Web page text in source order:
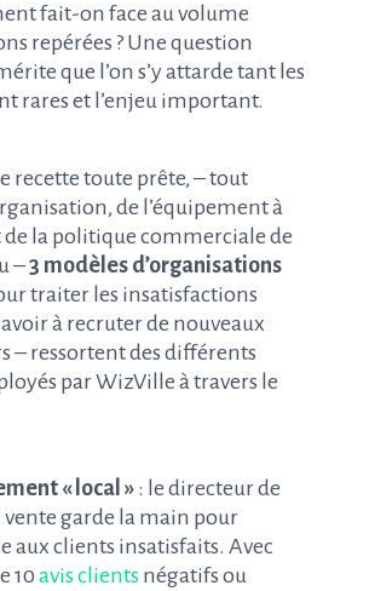
fait-on face au volume
repérées ? Une question
que l’on s’y attarde tant les
rares et l’enjeu important.
recette toute prête, – tout
de l’équipement à
la politique commerciale de
–3 modèles d’organisations
traiter les insatisfactions
à recruter de nouveaux
– ressortent des différents
par WizVille à travers le
« local » : le directeur de
vente garde la main pour
aux clients insatisfaits. Avec
10 avis clients négatifs ou